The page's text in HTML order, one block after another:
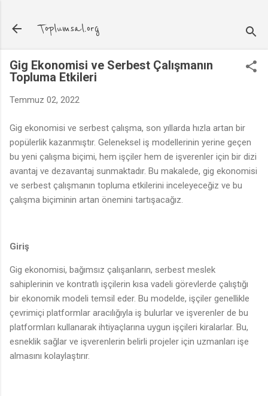
Toplumsal.org
Gig Ekonomisi ve Serbest Çalışmanın
Topluma Etkileri
Temmuz 02, 2022
Gig ekonomisi ve serbest çalışma, son yıllarda hızla artan bir
popülerlik kazanmıştır. Geleneksel iş modellerinin yerine geçen
bu yeni çalışma biçimi, hem işçiler hem de işverenler için bir dizi
avantaj ve dezavantaj sunmaktadır. Bu makalede, gig ekonomisi
ve serbest çalışmanın topluma etkilerini inceleyeceğiz ve bu
çalışma biçiminin artan önemini tartışacağız.
Giriş
Gig ekonomisi, bağımsız çalışanların, serbest meslek
sahiplerinin ve kontratlı işçilerin kısa vadeli görevlerde çalıştığı
bir ekonomik modeli temsil eder. Bu modelde, işçiler genellikle
çevrimiçi platformlar aracılığıyla iş bulurlar ve işverenler de bu
platformları kullanarak ihtiyaçlarına uygun işçileri kiralarlar. Bu,
esneklik sağlar ve işverenlerin belirli projeler için uzmanları işe
almasını kolaylaştırır.